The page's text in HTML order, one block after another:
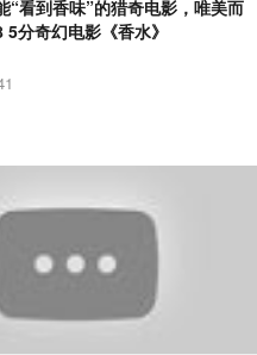
“看到香味”的猎奇电影，唯美而
分奇幻电影《香水》